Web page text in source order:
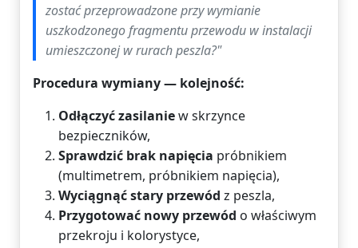
zostać przeprowadzone przy wymianie
uszkodzonego fragmentu przewodu w instalacji
umieszczonej w rurach peszla?"
Procedura wymiany — kolejność:
Odłączyć zasilaniew skrzynce
bezpieczników,
Sprawdzić brak napięcia próbnikiem
(multimetrem, próbnikiem napięcia),
Wyciągnąć stary przewód z peszla,
Przygotować nowy przewód o właściwym
przekroju i kolorystyce,